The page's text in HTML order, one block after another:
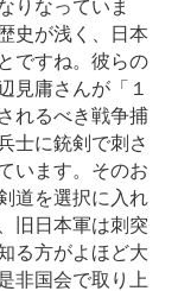
りなっていま
史が浅く、日本
ですね。彼らの
見庸さんが「１
れるべき戦争捕
士に銃剣で刺さ
います。そのお
道を選択に入れ
旧日本軍は刺突
る方がよほど大
非国会で取り上